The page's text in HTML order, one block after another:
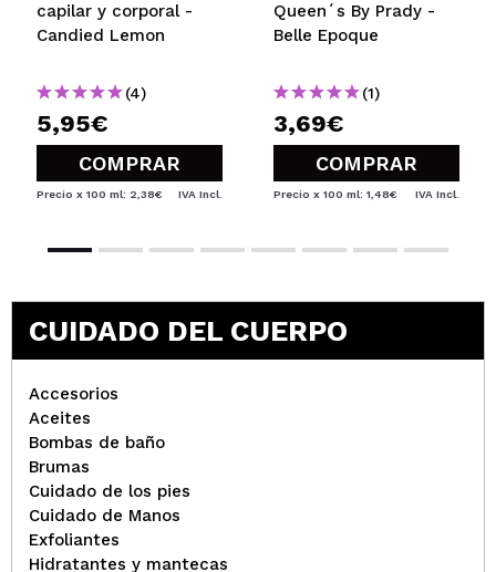
capilar y corporal -
Candied Lemon
(4)
5,95€
COMPRAR
Precio x 100 ml: 2,38€ IVA Incl.
Queen´s By Prady -
Belle Epoque
(1)
3,69€
COMPRAR
Precio x 100 ml: 1,48€ IVA Incl.
CUIDADO DEL CUERPO
Accesorios
Aceites
Bombas de baño
Brumas
Cuidado de los pies
Cuidado de Manos
Exfoliantes
Hidratantes y mantecas